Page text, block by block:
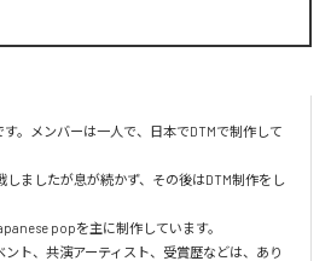
。メンバーは一人で、日本でDTMで制作して
ましたが息が続かず、その後はDTM制作をし
popを主に制作しています。
ト、共演アーティスト、受賞歴などは、あり